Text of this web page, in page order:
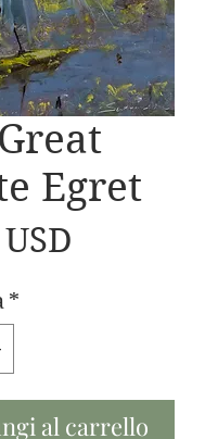
Egret
*
al carrello